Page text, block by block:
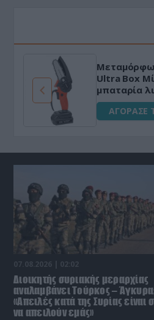
Ultra Box
μπαταρία
ΑΓΟΡΑΣΕ
07.08.2026 | 02:02
Διοικητής συριακής μεραρχίας
αναλαμβάνει Τούρκος –
«Απειλές κατά της Συρίας είναι
να απειλούν εμάς»